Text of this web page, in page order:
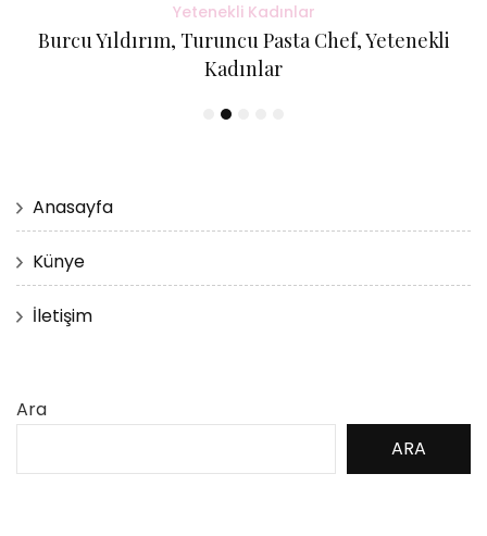
Yetenekli Kadınlar
Burcu Yıldırım, Turuncu Pasta Chef, Yetenekli
Kadınlar
Anasayfa
Künye
İletişim
Ara
ARA